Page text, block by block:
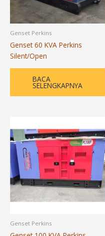
Genset Perkins
Genset 60 KVA Perkins
Silent/Open
BACA
SELENGKAPNYA
Genset Perkins